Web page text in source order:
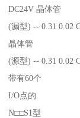
DC24V 晶体管
(漏型) -- 0.31 0.02
晶体管
(源型) -- 0.31 0.02
带有60个
I/O点的
N□□S1型